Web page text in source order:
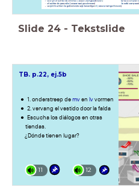
Slide 24 - Tekstslide
TB. p.22, ej.5b
1. onderstreep demven lvvormen
2. vervang el vestido door la falda
Escucha los diálogos en otras
tiendas.
¿Dónde tienen lugar?
11 12